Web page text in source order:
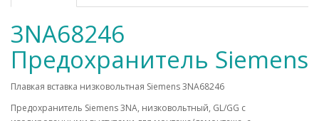
3NA68246
Предохранитель Siemens
Плавкая вставка низковольтная Siemens 3NA68246
Предохранитель Siemens 3NA, низковольтный, GL/GG c